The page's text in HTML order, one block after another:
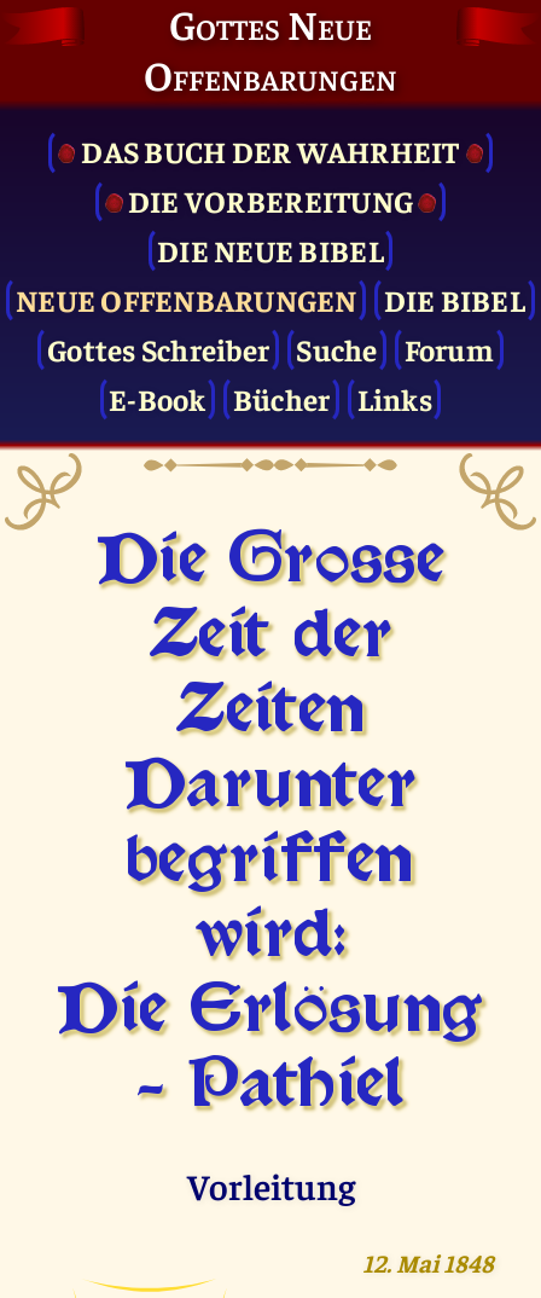
Gottes Neue
Offenbarungen
DAS BUCH DER WAHRHEIT
DIE VOR­BEREITUNG
DIE NEUE BIBEL
NEUE OFFENBARUNGEN
DIE BIBEL
Gottes Schreiber
Suche
Forum
E-Book
Bücher Links
Die Grosse
Zeit der
Zeiten
Darunter
begriffen
wird:
Die Erlösung
- Pathiel
Vorleitung
12. Mai 1848